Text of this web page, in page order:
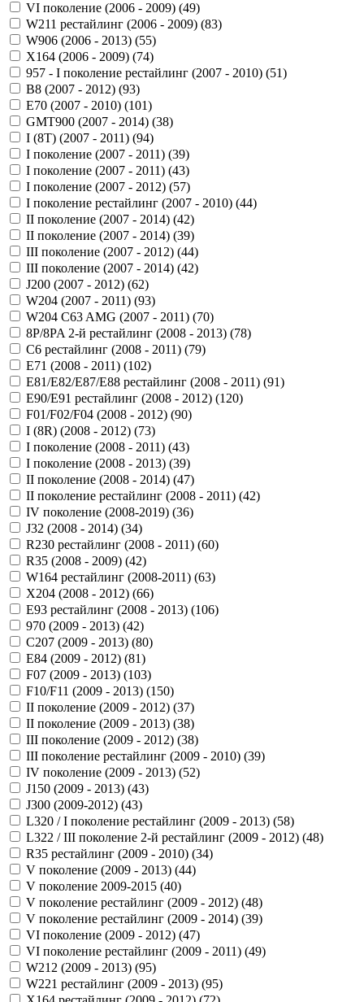
VI поколение (2006 - 2009) (49)
W211 рестайлинг (2006 - 2009) (83)
W906 (2006 - 2013) (55)
X164 (2006 - 2009) (74)
957 - I поколение рестайлинг (2007 - 2010) (51)
B8 (2007 - 2012) (93)
E70 (2007 - 2010) (101)
GMT900 (2007 - 2014) (38)
I (8T) (2007 - 2011) (94)
I поколение (2007 - 2011) (39)
I поколение (2007 - 2011) (43)
I поколение (2007 - 2012) (57)
I поколение рестайлинг (2007 - 2010) (44)
II поколение (2007 - 2014) (42)
II поколение (2007 - 2014) (39)
III поколение (2007 - 2012) (44)
III поколение (2007 - 2014) (42)
J200 (2007 - 2012) (62)
W204 (2007 - 2011) (93)
W204 C63 AMG (2007 - 2011) (70)
8P/8PA 2-й рестайлинг (2008 - 2013) (78)
C6 рестайлинг (2008 - 2011) (79)
E71 (2008 - 2011) (102)
E81/E82/E87/E88 рестайлинг (2008 - 2011) (91)
E90/E91 рестайлинг (2008 - 2012) (120)
F01/F02/F04 (2008 - 2012) (90)
I (8R) (2008 - 2012) (73)
I поколение (2008 - 2011) (43)
I поколение (2008 - 2013) (39)
II поколение (2008 - 2014) (47)
II поколение рестайлинг (2008 - 2011) (42)
IV поколение (2008-2019) (36)
J32 (2008 - 2014) (34)
R230 рестайлинг (2008 - 2011) (60)
R35 (2008 - 2009) (42)
W164 рестайлинг (2008-2011) (63)
X204 (2008 - 2012) (66)
Е93 рестайлинг (2008 - 2013) (106)
970 (2009 - 2013) (42)
C207 (2009 - 2013) (80)
E84 (2009 - 2012) (81)
F07 (2009 - 2013) (103)
F10/F11 (2009 - 2013) (150)
II поколение (2009 - 2012) (37)
II поколение (2009 - 2013) (38)
III поколение (2009 - 2012) (38)
III поколение рестайлинг (2009 - 2010) (39)
IV поколение (2009 - 2013) (52)
J150 (2009 - 2013) (43)
J300 (2009-2012) (43)
L320 / I поколение рестайлинг (2009 - 2013) (58)
L322 / III поколение 2-й рестайлинг (2009 - 2012) (48)
R35 рестайлинг (2009 - 2010) (34)
V поколение (2009 - 2013) (44)
V поколение 2009-2015 (40)
V поколение рестайлинг (2009 - 2012) (48)
V поколение рестайлинг (2009 - 2014) (39)
VI поколение (2009 - 2012) (47)
VI поколение рестайлинг (2009 - 2011) (49)
W212 (2009 - 2013) (95)
W221 рестайлинг (2009 - 2013) (95)